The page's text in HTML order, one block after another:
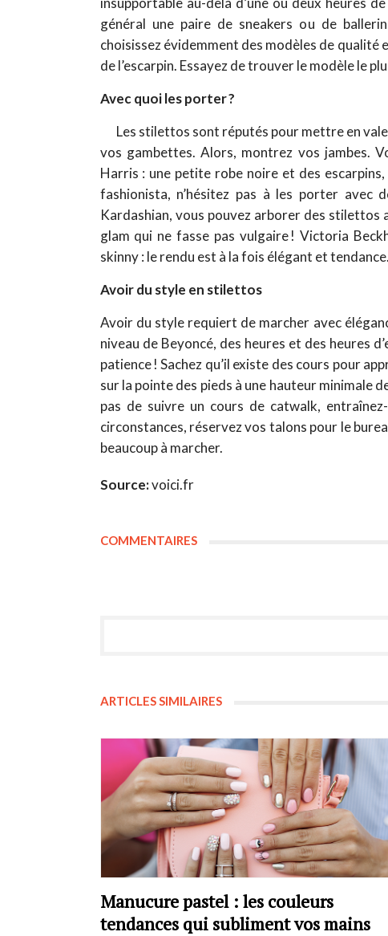
général une paire de sneakers ou de
choisissez évidemment des modèles de
de l’escarpin. Essayez de trouver le modèle le
Avec quoi les porter ?
Les stilettos sont réputés pour mettre en
vos gambettes. Alors, montrez vos jambes.
Harris : une petite robe noire et des
fashionista, n’hésitez pas à les porter avec
Kardashian, vous pouvez arborer des stilettos
glam qui ne fasse pas vulgaire ! Victoria
skinny : le rendu est à la fois élégant et tendance.
Avoir du style en stilettos
Avoir du style requiert de marcher avec
niveau de Beyoncé, des heures et des heures
patience ! Sachez qu’il existe des cours pour
sur la pointe des pieds à une hauteur minimale
pas de suivre un cours de catwalk,
circonstances, réservez vos talons pour le
beaucoup à marcher.
Source:voici.fr
COMMENTAIRES
ARTICLES SIMILAIRES
Manucure pastel : les couleurs
tendances qui subliment vos mains